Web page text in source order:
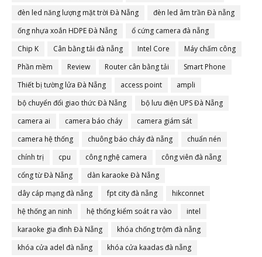
đèn led năng lượng mặt trời Đà Nẵng
đèn led âm trần Đà nẵng
ống nhựa xoắn HDPE Đà Nẵng
ổ cứng camera đà nẵng
Chip K
Cân bằng tải đà nẵng Intel Core
Máy chấm công
Phần mềm
Review Router cân bằng tải
Smart Phone
Thiết bị tường lửa Đà Nẵng
access point
ampli
bộ chuyển đổi giao thức Đà Nẵng
bộ lưu điện UPS Đà Nẵng
camera ai
camera báo cháy
camera giám sát
camera hệ thống
chuông báo cháy đà nẵng
chuẩn nén
chính trị
cpu công nghệ camera
công viên đà nẵng
cổng từ Đà Nẵng
dàn karaoke Đà Nẵng
dây cáp mạng đà nẵng
fpt city đà nẵng
hikconnet
hệ thống an ninh
hệ thống kiểm soát ra vào
intel
karaoke gia đình Đà Nẵng
khóa chống trộm đà nẵng
khóa cửa adel đà nẵng
khóa cửa kaadas đà nẵng